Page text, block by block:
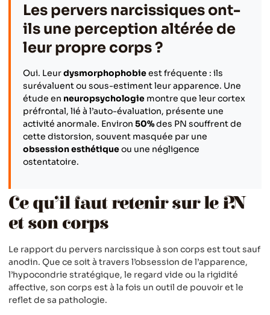
Les pervers narcissiques ont-
ils une perception altérée de
leur propre corps ?
Oui. Leurdysmorphophobieest fréquente : ils
surévaluent ou sous-estiment leur apparence. Une
étude en neuropsychologie montre que leur cortex
préfrontal, lié à l’auto-évaluation, présente une
activité anormale. Environ 50%des PN souffrent de
cette distorsion, souvent masquée par une
obsession esthétiqueou une négligence
ostentatoire.
Ce qu’il faut retenir sur le PN
et son corps
Le rapport du pervers narcissique à son corps est tout sauf
anodin. Que ce soit à travers l’obsession de l’apparence,
l’hypocondrie stratégique, le regard vide ou la rigidité
affective, son corps est à la fois un outil de pouvoir et le
reflet de sa pathologie.